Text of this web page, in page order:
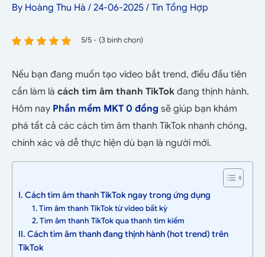
By Hoàng Thu Hà / 24-06-2025 / Tin Tổng Hợp
5/5 - (3 bình chọn)
Nếu bạn đang muốn tạo video bắt trend, điều đầu tiên
cần làm là cách tìm âm thanh TikTok đang thịnh hành.
Hôm nay Phần mềm MKT 0 đồng sẽ giúp bạn khám
phá tất cả các cách tìm âm thanh TikTok nhanh chóng,
chính xác và dễ thực hiện dù bạn là người mới.
I. Cách tìm âm thanh TikTok ngay trong ứng dụng
1. Tìm âm thanh TikTok từ video bất kỳ
2. Tìm âm thanh TikTok qua thanh tìm kiếm
II. Cách tìm âm thanh đang thịnh hành (hot trend) trên
TikTok